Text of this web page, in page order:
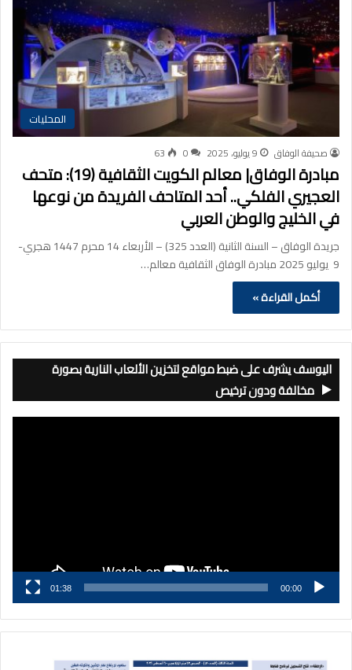
المحليات
صحيفة الوفاق 9 يوليو، 2025 0
63
مبادرة الوفاق| معالم الكويت الثقافية (19): متحف
العجيري الفلكي.. أحد المتاحف الفريدة من نوعها
في الخليج والوطن العربي
جريدة الوفاق – السنة الثانية (العدد 325) – الأربعاء 14 محرم 1447 هجري-
9 يوليو 2025 مبادرة الوفاق الثقافية معالم…
أكمل القراءة »
اليوسف يشرف على ضبط مواقع لتخزين الألعاب النارية بصورة
مخالفة ودون ترخيص
00:00
01:38